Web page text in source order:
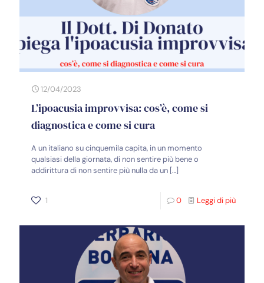
12/04/2023
L’ipoacusia improvvisa: cos’è, come si
diagnostica e come si cura
A un italiano su cinquemila capita, in un momento
qualsiasi della giornata, di non sentire più bene o
addirittura di non sentire più nulla da un […]
1 0 Leggi di più